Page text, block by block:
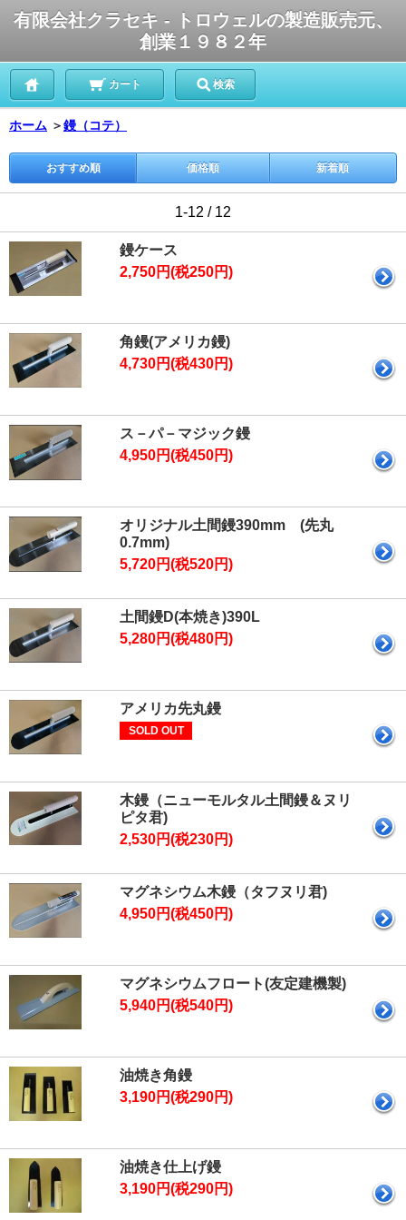
有限会社クラセキ - トロウェルの製造販売元、
創業１９８２年
カート 検索
ホーム ＞鏝（コテ）
おすすめ順 価格順 新着順
1-12 / 12
鏝ケース
2,750円(税250円)
角鏝(アメリカ鏝)
4,730円(税430円)
ス－パ－マジック鏝
4,950円(税450円)
オリジナル土間鏝390mm (先丸
0.7mm)
5,720円(税520円)
土間鏝D(本焼き)390L
5,280円(税480円)
アメリカ先丸鏝
SOLD OUT
木鏝（ニューモルタル土間鏝＆ヌリ
ピタ君)
2,530円(税230円)
マグネシウム木鏝（タフヌリ君)
4,950円(税450円)
マグネシウムフロート(友定建機製)
5,940円(税540円)
油焼き角鏝
3,190円(税290円)
油焼き仕上げ鏝
3,190円(税290円)